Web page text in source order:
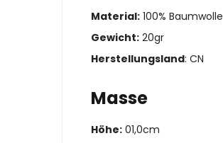
Material: 100% Baumwolle
Gewicht: 20gr
Herstellungsland: CN
Masse
Höhe: 01,0cm